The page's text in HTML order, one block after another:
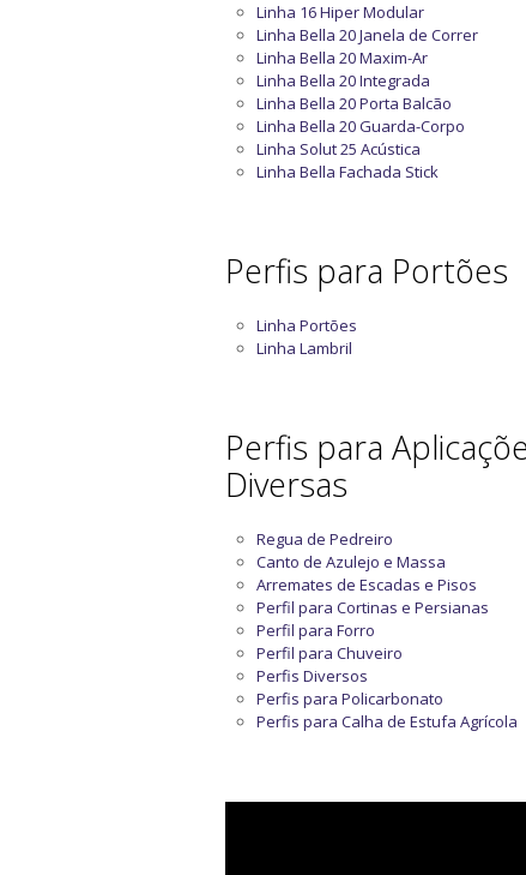
Linha 16 Hiper Modular
Linha Bella 20 Janela de Correr
Linha Bella 20 Maxim-Ar
Linha Bella 20 Integrada
Linha Bella 20 Porta Balcão
Linha Bella 20 Guarda-Corpo
Linha Solut 25 Acústica
Linha Bella Fachada Stick
Perfis para Portões
Linha Portões
Linha Lambril
Perfis para
Diversas
Regua de Pedreiro
Canto de Azulejo e Massa
Arremates de Escadas e Pisos
Perfil para Cortinas e Persianas
Perfil para Forro
Perfil para Chuveiro
Perfis Diversos
Perfis para Policarbonato
Perfis para Calha de Estufa Agrícola